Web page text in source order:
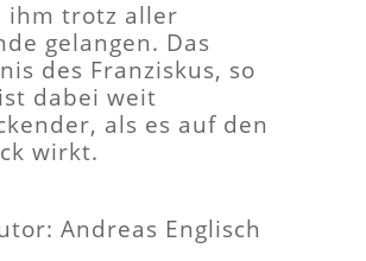
ihm trotz aller
gelangen. Das
des Franziskus, so
dabei weit
als es auf den
wirkt.
Andreas Englisch